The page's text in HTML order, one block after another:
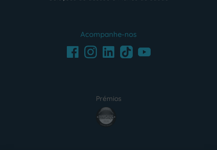
Acompanhe-nos
FacebookInstagramLinkedInTikTokYoutube
Prémios
award4